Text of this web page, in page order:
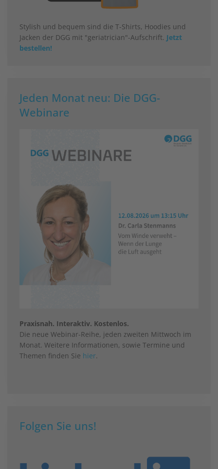
Stylish und bequem sind die T-Shirts, Hoodies und
Jacken der DGG mit "geriatrician"-Aufschrift. Jetzt
bestellen!
Jeden Monat neu: Die DGG-
Webinare
Praxisnah. Interaktiv. Kostenlos.
Die neue Webinar-Reihe, jeden zweiten Mittwoch im
Monat. Weitere Informationen, sowie Termine und
Themen finden Sie hier.
Folgen Sie uns!